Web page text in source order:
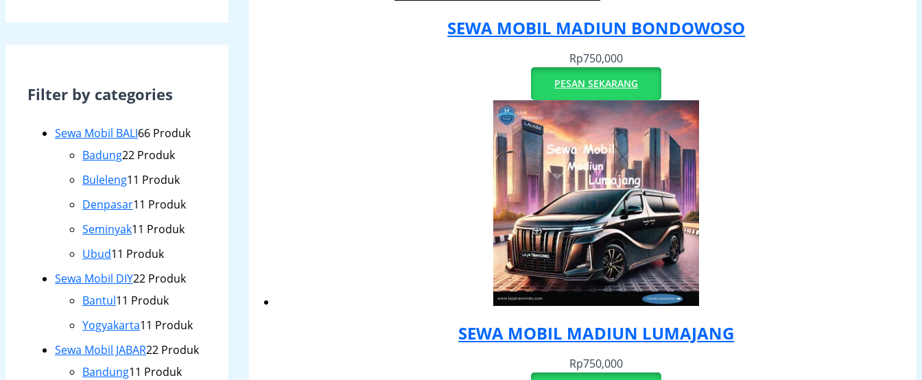
Filter by categories
Sewa Mobil BALI66 Produk
Badung22 Produk
Buleleng11 Produk
Denpasar11 Produk
Seminyak11 Produk
Ubud11 Produk
Sewa Mobil DIY22 Produk
Bantul11 Produk
Yogyakarta11 Produk
Sewa Mobil JABAR22 Produk
Bandung11 Produk
SEWA MOBIL MADIUN BONDOWOSO
Rp750,000
PESAN SEKARANG
SEWA MOBIL MADIUN LUMAJANG
Rp750,000